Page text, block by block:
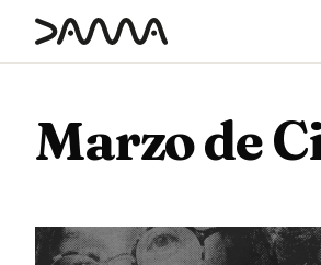
contenido
Marzo de